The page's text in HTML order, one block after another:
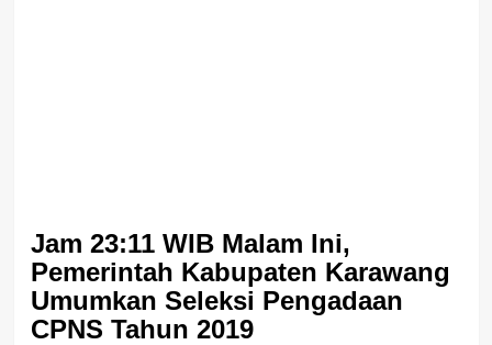
Jam 23:11 WIB Malam Ini,
Pemerintah Kabupaten Karawang
Umumkan Seleksi Pengadaan
CPNS Tahun 2019